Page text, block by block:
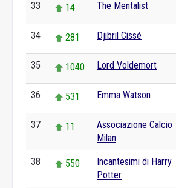
33 14 The Mentalist
34 281 Djibril Cissé
35 1040 Lord Voldemort
36 531 Emma Watson
37 11
Associazione Calcio
Milan
38 550
Incantesimi di Harry
Potter